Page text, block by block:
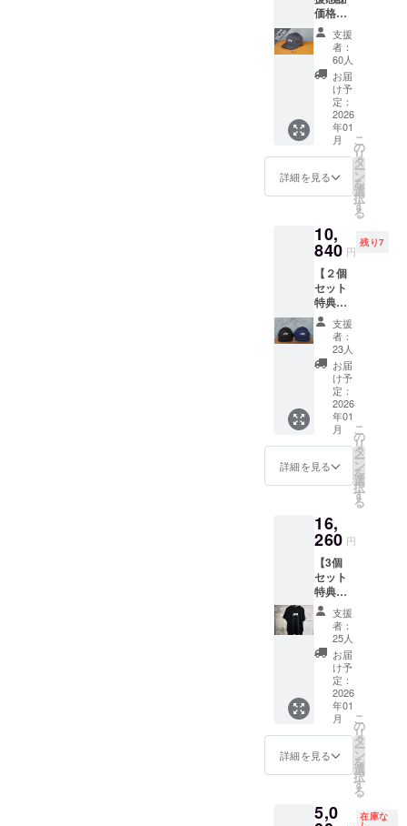
（ネコノ
ス）
お届け
先郵便
番号・
ご住所
／電話
番号を
ご記載
くださ
い。
特別価
格とし
て、本
体価格
を
15%OF
Fとし
て、
5420円
（消費
税・送
料込
作のの
ちお届
すの
で、お
名前／
お届け
先郵便
番号・
ご住所
／電話
番号を
ご記載
くださ
い。
価格
15%OF
F】（グ
レー）
販売予
定価格
は税込
6380円
（送料
別途）
です
が、
CAMPF
IREでの
に感謝
を込め
て、ま
た先行
特別価
格とし
て、本
体価格
15%OF
Fとし
て、
5420円
（消費
税・送
料込
み）で
ちお届
けしま
で、お
名前／
お届け
先郵便
番号・
ご住所
／電話
番号を
ご記載
くださ
い。
支援
者：
60人
お届
け予
定：
2026
年01
月
詳細を見る
こ
の
リ
タ
ー
ン
を
選
択
す
る
10,
840 円
残り7
【２個
セット
特典】
ブラッ
ク＆ネ
ビー、
ネイ
ビー＆
レー、
もしく
はブ
ラック
＆グ
個まと
めてご
支援い
ただけ
る方に
は、販
売予定
価格
12760
円（送
料別
途）の
とこ
ろ、特
別価格
10840
円（送
ぞ。
支援
者：
23人
お届
け予
定：
2026
年01
月
詳細を見る
こ
の
リ
タ
ー
ン
を
選
択
す
る
16,
260 円
【3個
セット
特典】
ブラッ
ク、ネ
ビー、
グレー
の3個
セット
のご支
援をい
ただい
た方に
は、
19140
支援
者：
25人
お届
け予
定：
2026
年01
月
詳細を見る
こ
の
リ
タ
ー
ン
を
選
択
す
る
5,0 在庫な